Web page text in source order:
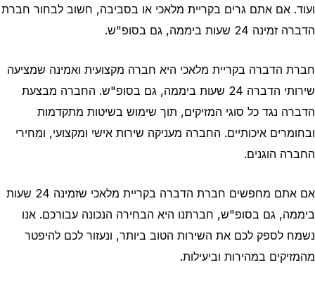
ועוד. אם אתם גרים בקריית מלאכי או בסביבה, חשוב לבחור חברת
הדברה זמינה 24 שעות ביממה, גם בסופ"ש.
חברת הדברה בקריית מלאכי היא חברה מקצועית ואמינה שמציעה
שירותי הדברה 24 שעות ביממה, גם בסופ"ש. החברה מבצעת
הדברה נגד כל סוגי המזיקים, תוך שימוש בשיטות מתקדמות
ובחומרים איכותיים. החברה מעניקה שירות אישי ומקצועי, ומחירי
החברה הוגנים.
אם אתם מחפשים חברת הדברה בקריית מלאכי שזמינה 24 שעות
ביממה, גם בסופ"ש, חברתנו היא הבחירה הנכונה עבורכם. אנו
נשמח לספק לכם את השירות הטוב ביותר, ונעזור לכם להיפטר
מהמזיקים במהירות וביעילות.